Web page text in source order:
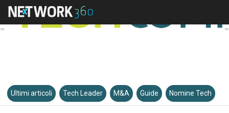
Ultimi articoli Tech Leader M&A Guide Nomine Tech